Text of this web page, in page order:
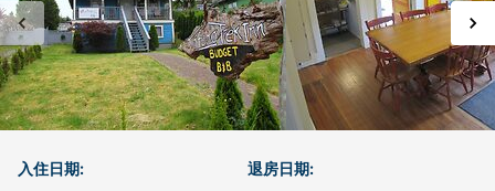
入住日期: 退房日期: